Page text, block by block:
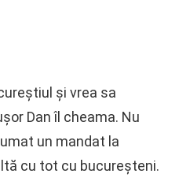
şi vrea sa
Dan îl cheama. Nu
un mandat la
cu tot cu bucureşteni.